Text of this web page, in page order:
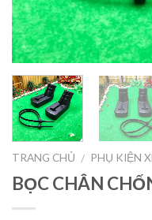
TRANG CHỦ / PHỤ KIỆN
BỌC CHÂN